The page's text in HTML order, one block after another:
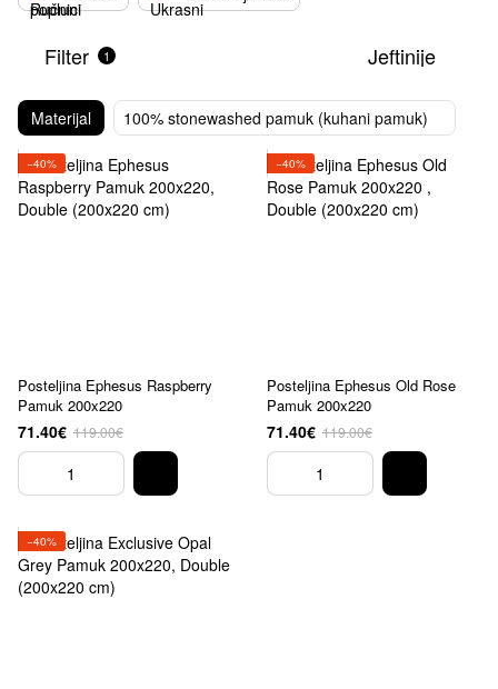
Filter 1 Jeftinije
Materijal 100% stonewashed pamuk (kuhani pamuk)
−40%
Posteljina Ephesus Raspberry
Pamuk 200x220
71.40€ 119.00€
−40%
Posteljina Ephesus Old Rose
Pamuk 200x220
71.40€ 119.00€
−40%